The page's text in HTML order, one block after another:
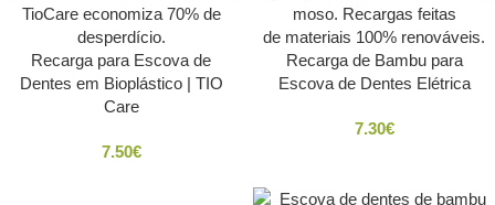
Recarga para Escova de
Dentes em Bioplástico | TIO
Care
7.50€
Recarga de Bambu para
Escova de Dentes Elétrica
7.30€